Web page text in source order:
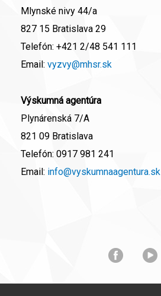
Mlynské nivy 44/a
827 15 Bratislava 29
Telefón: +421 2/48 541 111
Email: vyzvy@mhsr.sk
Výskumná agentúra
Plynárenská 7/A
821 09 Bratislava
Telefón: 0917 981 241
Email: info@vyskumnaagentura.sk